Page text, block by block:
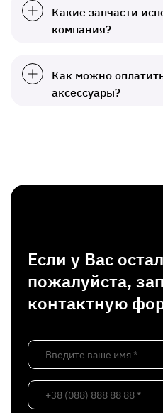
Какие запчасти
компания?
Как можно
аксессуары?
Если у Вас
пожалуйста,
контактную
Введите ваше имя *
+38 (088) 888 88 88 *